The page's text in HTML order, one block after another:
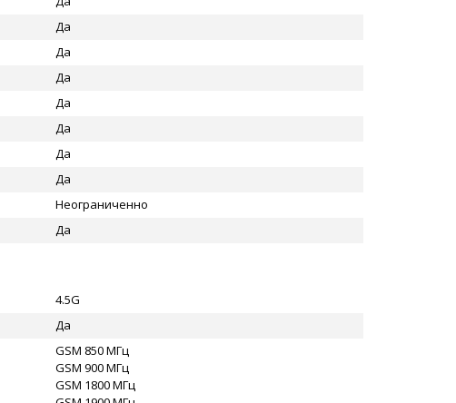
Да
Да
Да
Да
Да
Да
Да
Неограниченно
Да
4.5G
Да
GSM 850 МГц
GSM 900 МГц
GSM 1800 МГц